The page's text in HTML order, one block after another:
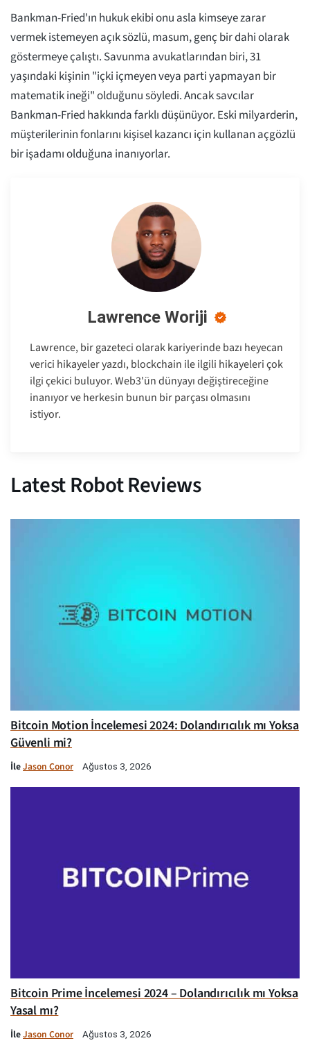
Bankman-Fried'ın hukuk ekibi onu asla kimseye zarar
vermek istemeyen açık sözlü, masum, genç bir dahi olarak
göstermeye çalıştı. Savunma avukatlarından biri, 31
yaşındaki kişinin "içki içmeyen veya parti yapmayan bir
matematik ineği" olduğunu söyledi. Ancak savcılar
Bankman-Fried hakkında farklı düşünüyor. Eski milyarderin,
müşterilerinin fonlarını kişisel kazancı için kullanan açgözlü
bir işadamı olduğuna inanıyorlar.
Lawrence Woriji
Lawrence, bir gazeteci olarak kariyerinde bazı heyecan
verici hikayeler yazdı, blockchain ile ilgili hikayeleri çok
ilgi çekici buluyor. Web3'ün dünyayı değiştireceğine
inanıyor ve herkesin bunun bir parçası olmasını
istiyor.
Latest Robot Reviews
Bitcoin Motion İncelemesi 2024: Dolandırıcılık mı Yoksa
Güvenli mi?
İleJason Conor Ağustos 3, 2026
Bitcoin Prime İncelemesi 2024 – Dolandırıcılık mı Yoksa
Yasal mı?
İleJason Conor Ağustos 3, 2026